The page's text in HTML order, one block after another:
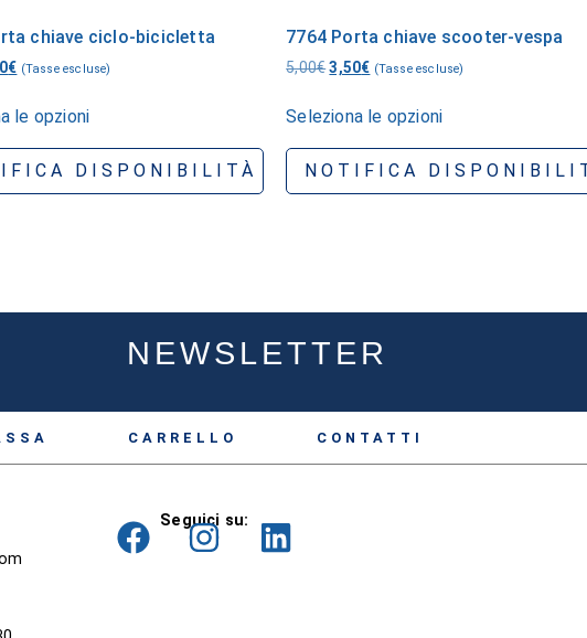
chiave ciclo-bicicletta
€ (Tasse escluse)
le opzioni
DISPONIBILITÀ
7764 Porta chiave scooter-vespa
5,00€ 3,50€ (Tasse escluse)
Seleziona le opzioni
NOTIFICA
NEWSLETTER
CARRELLO CONTATTI
Seguici su: